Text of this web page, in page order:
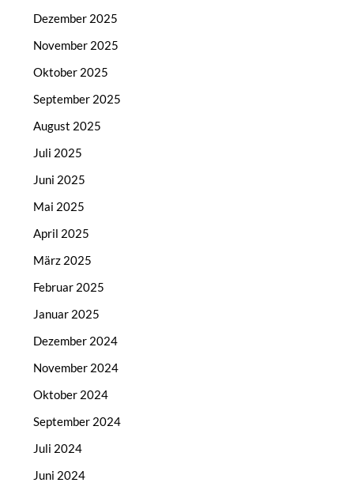
Dezember 2025
November 2025
Oktober 2025
September 2025
August 2025
Juli 2025
Juni 2025
Mai 2025
April 2025
März 2025
Februar 2025
Januar 2025
Dezember 2024
November 2024
Oktober 2024
September 2024
Juli 2024
Juni 2024